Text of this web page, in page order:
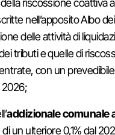
riscossione coattiva
nell’apposito Albo
delle attività di
tributi e quelle di
con un
2026;
addizionale comunale
di un ulteriore 0,1% dal